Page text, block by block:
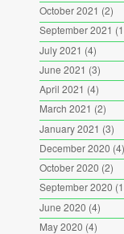
October 2021 (2)
September 2021
July 2021 (4)
June 2021 (3)
April 2021 (4)
March 2021 (2)
January 2021 (3)
December 2020 (4)
October 2020 (2)
September 2020
June 2020 (4)
May 2020 (4)